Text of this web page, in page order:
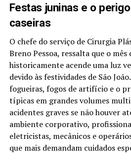
Festas juninas e o
caseiras
O chefe do serviço de Cirurgia
Breno Pessoa, ressalta que o mês
historicamente acende uma luz
devido às festividades de São
fogueiras, fogos de artifício e o
típicas em grandes volumes
acidentes graves se não houver
ambiente corporativo,
eletricistas, mecânicos e
que mais demandam cuidados